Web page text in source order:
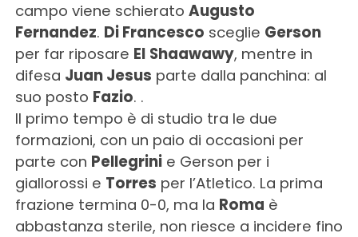
campo viene schierato Augusto
Fernandez. Di Francesco sceglie Gerson
per far riposare El Shaawawy, mentre in
difesa Juan Jesus parte dalla panchina: al
suo posto Fazio. .
Il primo tempo è di studio tra le due
formazioni, con un paio di occasioni per
parte con Pellegrinie Gerson per i
giallorossi e Torres per l’Atletico. La prima
frazione termina 0-0, ma la Roma è
abbastanza sterile, non riesce a incidere fino